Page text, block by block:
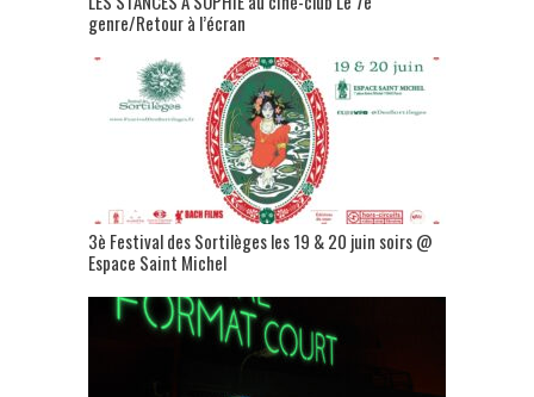
genre/Retour à l’écran
3è Festival des Sortilèges les 19 & 20 juin soirs @
Espace Saint Michel